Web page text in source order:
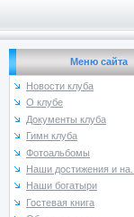
Меню сайта
Новости клуба
О клубе
Документы клуба
Гимн клуба
Фотоальбомы
Наши достижения и на...
Наши богатыри
Гостевая книга